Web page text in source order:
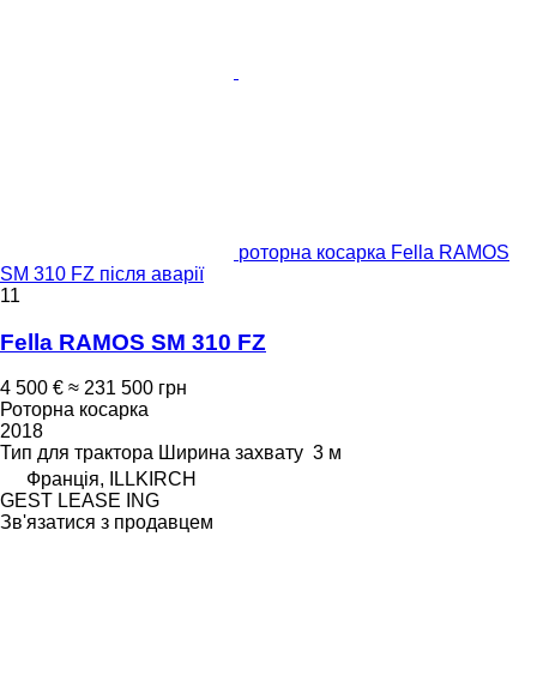
роторна косарка Fella RAMOS
SM 310 FZ після аварії
11
Fella RAMOS SM 310 FZ
4 500 € ≈ 231 500 грн
Роторна косарка
2018
Тип для трактора Ширина захвату 3 м
Франція, ILLKIRCH
GEST LEASE ING
Зв'язатися з продавцем